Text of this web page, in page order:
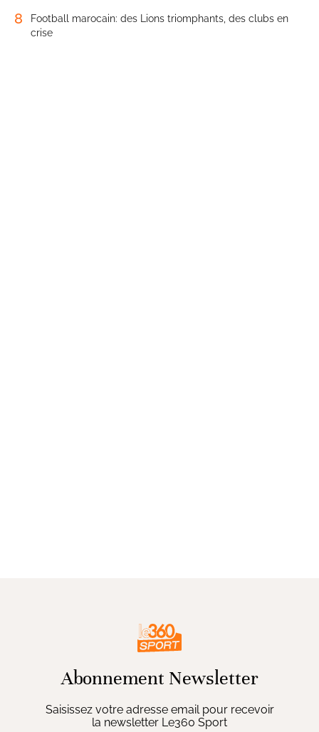
8
Football marocain: des Lions triomphants, des clubs en
crise
Abonnement Newsletter
Saisissez votre adresse email pour recevoir
la newsletter Le360 Sport